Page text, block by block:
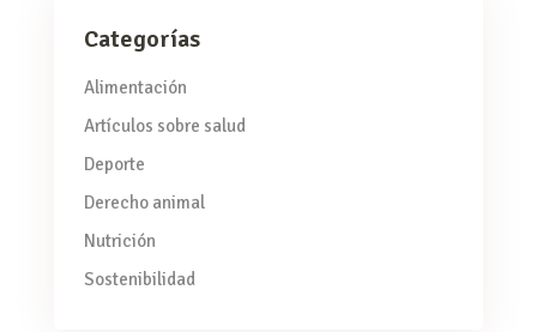
Categorías
Alimentación
Artículos sobre salud
Deporte
Derecho animal
Nutrición
Sostenibilidad